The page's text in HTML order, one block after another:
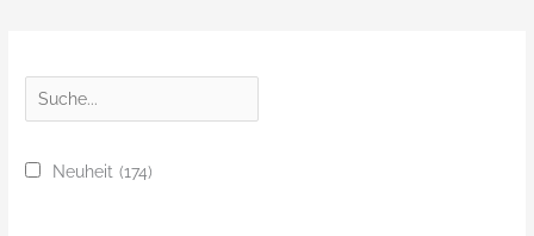
u
Neuheit (174)